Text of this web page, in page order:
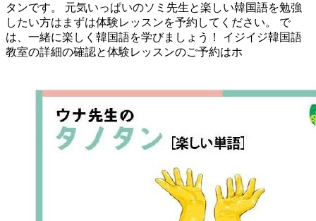
タンです。 元気いっぱいのソミ先生と楽しい韓国語を勉強
したい方はまずは体験レッスンを予約してください。 で
は、一緒に楽しく韓国語を学びましょう！ イジイジ韓国語
教室の詳細の確認と体験レッスンのご予約はホ